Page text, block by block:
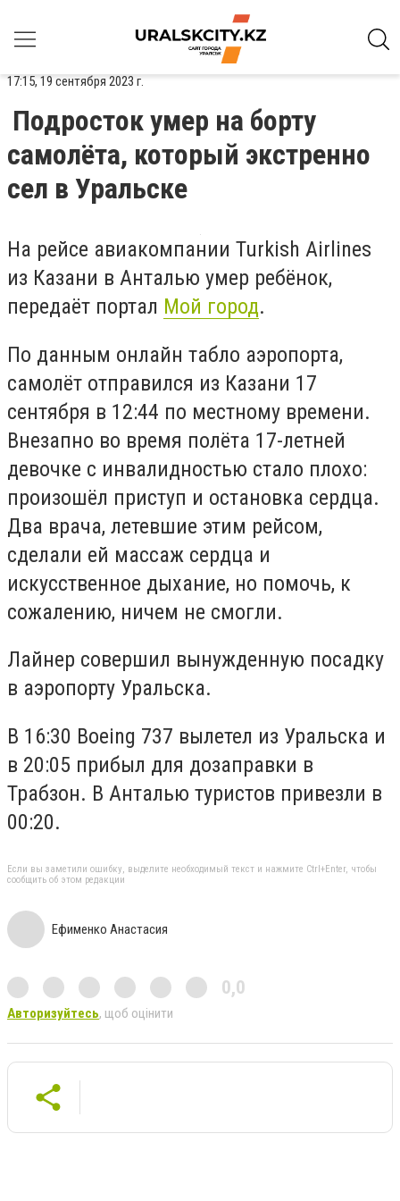
17:15, 19 сентября 2023 г.
Подросток умер на борту
самолёта, который экстренно
сел в Уральске
На рейсе авиакомпании Turkish Airlines
из Казани в Анталью умер ребёнок,
передаёт портал Мой город.
По данным онлайн табло аэропорта,
самолёт отправился из Казани 17
сентября в 12:44 по местному времени.
Внезапно во время полёта 17-летней
девочке с инвалидностью стало плохо:
произошёл приступ и остановка сердца.
Два врача, летевшие этим рейсом,
сделали ей массаж сердца и
искусственное дыхание, но помочь, к
сожалению, ничем не смогли.
Лайнер совершил вынужденную посадку
в аэропорту Уральска.
В 16:30 Boeing 737 вылетел из Уральска и
в 20:05 прибыл для дозаправки в
Трабзон. В Анталью туристов привезли в
00:20.
Если вы заметили ошибку, выделите необходимый текст и нажмите Ctrl+Enter, чтобы
сообщить об этом редакции
Ефименко Анастасия
0,0
Авторизуйтесь, щоб оцінити